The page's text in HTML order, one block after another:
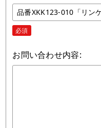
必須
お問い合わせ内容: